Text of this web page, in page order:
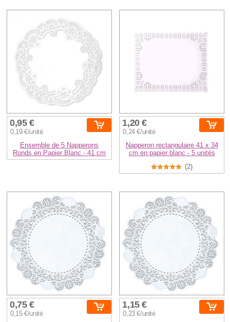
0,95 €
0,19 €/unité
Ensemble de 5 Napperons
Ronds en Papier Blanc - 41 cm
1,20 €
0,24 €/unité
Napperon rectangulaire 41 x 34
cm en papier blanc - 5 unités
(2)
0,75 €
0,15 €/unité
1,15 €
0,23 €/unité